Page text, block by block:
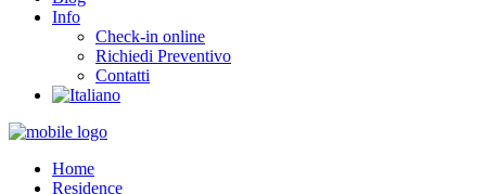
Info
Check-in online
Richiedi Preventivo
Contatti
Home
Residence